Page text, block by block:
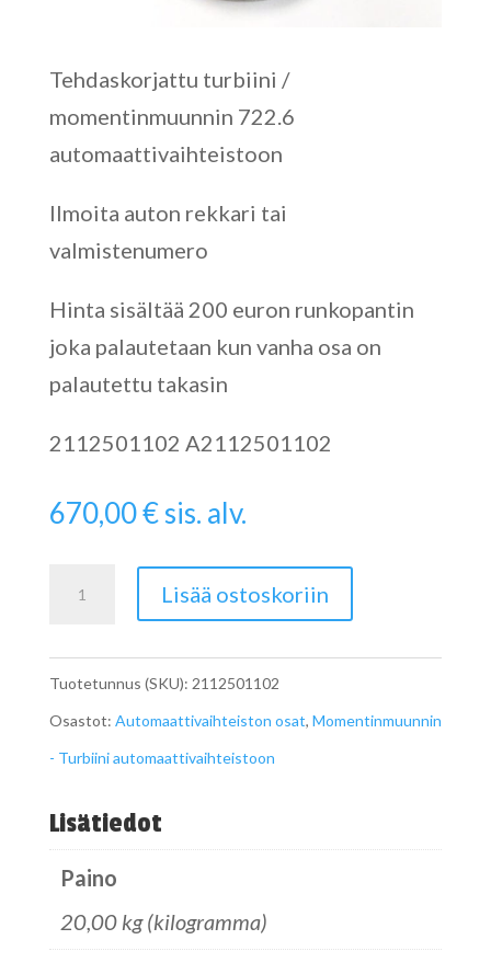
Tehdaskorjattu turbiini /
momentinmuunnin 722.6
automaattivaihteistoon
Ilmoita auton rekkari tai
valmistenumero
Hinta sisältää 200 euron runkopantin
joka palautetaan kun vanha osa on
palautettu takasin
2112501102 A2112501102
670,00€sis. alv.
Monentinmuunnin
A2112501102
määrä
Lisää ostoskoriin
Tuotetunnus (SKU): 2112501102
Osastot: Automaattivaihteiston osat, Momentinmuunnin
- Turbiini automaattivaihteistoon
Lisätiedot
Paino
20,00 kg (kilogramma)